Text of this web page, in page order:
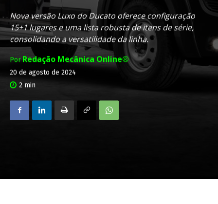
Nova versão Luxo do Ducato oferece configuração
15+1 lugares e uma lista robusta de itens de série,
consolidando a versatilidade da linha.
PorRedação Mecânica Online®
20 de agosto de 2024
2 min